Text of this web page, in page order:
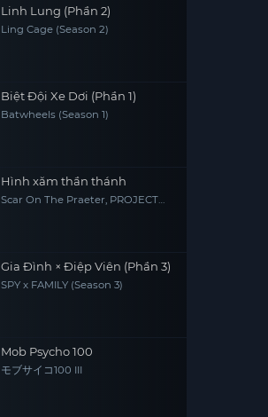
Linh Lung (Phần 2)
Ling Cage (Season 2)
Biệt Đội Xe Dơi (Phần 1)
Batwheels (Season 1)
Hình xăm thần thánh
Scar On The Praeter, PROJECT
Gia Đình × Điệp Viên (Phần 3)
SPY x FAMILY (Season 3)
Mob Psycho 100
モブサイコ100 III